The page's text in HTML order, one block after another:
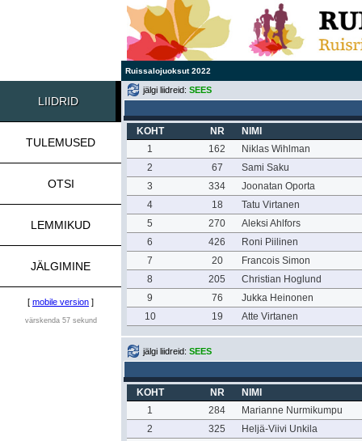
Ruissalojuoksut 2022
LIIDRID
TULEMUSED
OTSI
LEMMIKUD
JÄLGIMINE
[ mobile version ]
värskenda 57 sekund
jälgi liidreid: SEES
KOHT NR
NIMI
1
162
Niklas Wihlman
2
67
Sami Saku
3
334
Joonatan Oporta
4
18
Tatu Virtanen
5
270
Aleksi Ahlfors
6
426
Roni Piilinen
7
20
Francois Simon
8
205
Christian Hoglund
9
76
Jukka Heinonen
10
19 Atte Virtanen
jälgi liidreid: SEES
KOHT NR
NIMI
1
284
Marianne Nurmikumpu
2
325
Heljä-Viivi Unkila